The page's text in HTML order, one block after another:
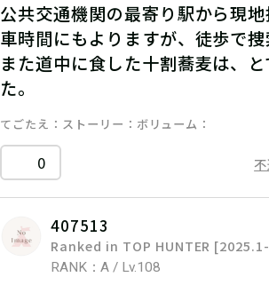
公共交通機関の最寄り駅から現
車時間にもよりますが、徒歩で捜
また道中に食した十割蕎麦は、
た。
てごたえ ストーリー ボリューム
0
407513
Ranked in TOP HUNTER
RANK：A / Lv.108